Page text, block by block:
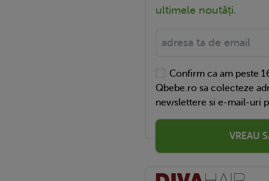
ultimele noutăți.
Confirm ca am peste
Qbebe.ro sa colecteze
newslettere si e-mail-uri
VREAU